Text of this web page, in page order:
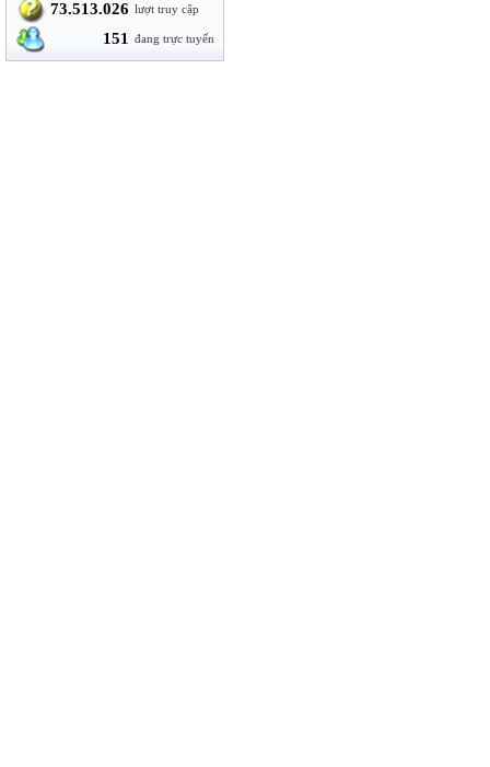
73.513.026 lượt truy cập
151 đang trực tuyến